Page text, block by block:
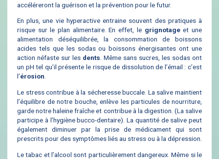
accéléreront la guérison et la prévention pour le futur.
En plus, une vie hyperactive entraine souvent des pratiques à
risque sur le plan alimentaire. En effet, le grignotageet une
alimentation déséquilibrée, la consommation de boissons
acides tels que les sodas ou boissons énergisantes ont une
action néfaste sur les dents. Même sans sucres, les sodas ont
un pH tel qu’il présente le risque de dissolution de l’émail : c’est
l’érosion.
Le stress contribue à la sécheresse buccale. La salive maintient
l’équilibre de notre bouche, enlève les particules de nourriture,
garde notre haleine fraîche et contribue à la digestion. (La salive
participe à l’hygiène bucco-dentaire). La quantité de salive peut
également diminuer par la prise de médicament qui sont
prescrits pour des symptômes liés au stress ou à la dépression.
Le tabac et l’alcool sont particulièrement dangereux. Même si le